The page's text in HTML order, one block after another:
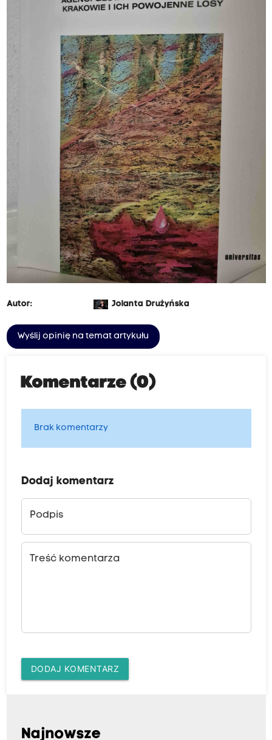
Autor: Jolanta Drużyńska
Wyślij opinię na temat artykułu
Komentarze (0)
Brak komentarzy
Dodaj komentarz
Podpis
Treść komentarza
DODAJ KOMENTARZ
Najnowsze